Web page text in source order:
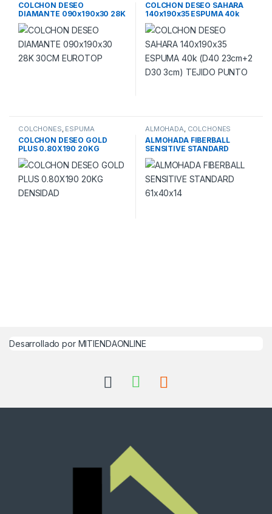
COLCHON DESEO
DIAMANTE 090x190x30 28K
30CM EUROTOP
COLCHON DESEO SAHARA
140x190x35 ESPUMA 40k
(D40 23cm+2 D30 3cm)
TEJIDO PUNTO
COLCHONES, ESPUMA
COLCHON DESEO GOLD
PLUS 0.80X190 20KG
DENSIDAD
ALMOHADA, COLCHONES
ALMOHADA FIBERBALL
SENSITIVE STANDARD
61x40x14
Desarrollado por MITIENDAONLINE